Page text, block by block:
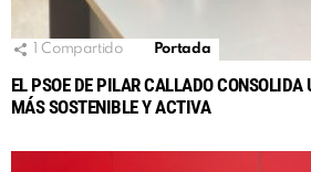
Compartido Portada
EL PSOE DE PILAR CALLADO CONSOLIDA
MÁS SOSTENIBLE Y ACTIVA